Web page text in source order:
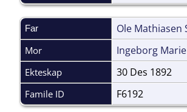
Far Ole Mathiasen
Mor Ingeborg
Ekteskap 30 Des 1892
Famile ID F6192